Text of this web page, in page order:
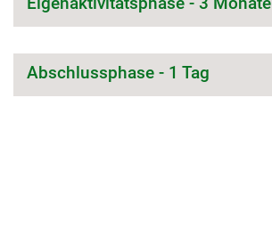
Abschlussphase - 1 Tag